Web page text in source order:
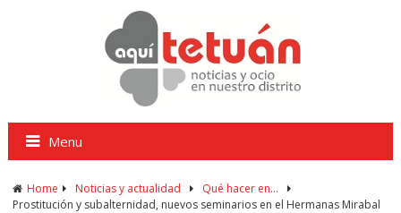
Menu
Home Noticias y actualidad
Qué hacer en...
Prostitución y subalternidad, nuevos seminarios en el Hermanas Mirabal